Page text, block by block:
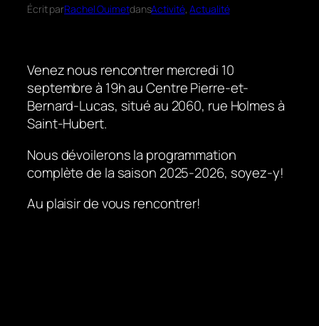
Écrit parRachel OuimetdansActivité, Actualité
Venez nous rencontrer mercredi 10
septembre à 19h au Centre Pierre-et-
Bernard-Lucas, situé au 2060, rue Holmes à
Saint-Hubert.
Nous dévoilerons la programmation
complète de la saison 2025-2026, soyez-y!
Au plaisir de vous rencontrer!